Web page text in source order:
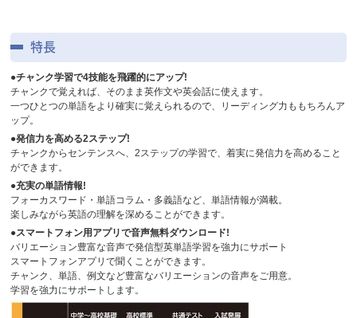
特長
●チャンク学習で4技能を飛躍的にアップ!
チャンクで覚えれば、そのまま英作文や英会話に使えます。
一つひとつの単語をより確実に覚えられるので、リーディング力ももちろんア
ップ。
●発信力を高める2ステップ!
チャンクからセンテンスへ、2ステップの学習で、着実に発信力を高めること
ができます。
●充実の単語情報!
フォーカスワード・単語コラム・多義語など、単語情報が満載。
楽しみながら英語の理解を深めることができます。
●スマートフォン用アプリで音声無料ダウンロード!
バリエーション豊富な音声で発信型英単語学習を強力にサポート
スマートフォンアプリで聞くことができます。
チャンク、単語、例文など豊富なバリエーションの音声をご用意。
学習を強力にサポートします。